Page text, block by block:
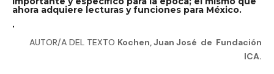
ahora adquiere lecturas y funciones para México.
.
AUTOR/A DEL TEXTO Kochen, Juan José de Fundación
ICA.